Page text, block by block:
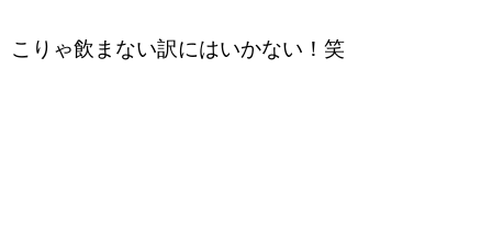
こりゃ飲まない訳にはいかない！笑